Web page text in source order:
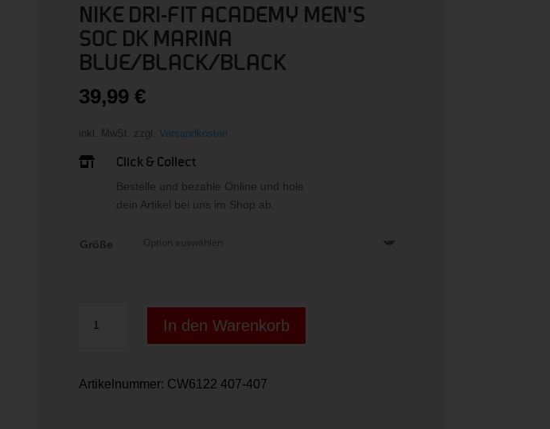
NIKE DRI-FIT ACADEMY MEN'S
SOC DK MARINA
BLUE/BLACK/BLACK
39,99 €
inkl. MwSt. zzgl. Versandkosten
 Click & Collect
Bestelle und bezahle Online und hole
dein Artikel bei uns im Shop ab.
Größe
DRI-
MEN'S
In den Warenkorb
Artikelnummer: CW6122 407-407